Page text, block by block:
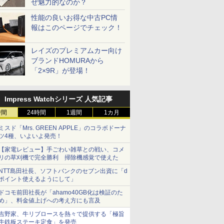
ぜ魅力的なのか？
性能の良いお得な中古PC情
報はこのページでチェック！
レイズのプレミアムカー向け
ブランドHOMURAから
「2×9R」が登場！
Impress Watchシリーズ 人気記事
24時間 1週間 1カ月
スド「Mrs. GREEN APPLE」のコラボドーナ
4種、いよいよ発売！
家電レビュー】手ごわい雑草との戦い、コメ
の草刈機で完全勝利 掃除機感覚で使えた
島田社長、ソフトバンクのセブン出資に「d
イント使えるようにして」
コモ前田社長が「ahamo40GB化は検証のた
」、料金値上げへの考え方にも言及
野家、牛リブロースを熱々で提供する「極旨
鉄板ステーキ定食」を発売